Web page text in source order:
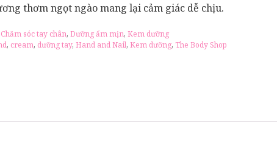
thơm ngọt ngào mang lại cảm giác dễ chịu.
Chăm sóc tay chân, Dưỡng ẩm mịn, Kem dưỡng
, cream, dưỡng tay, Hand and Nail, Kem dưỡng, The Body Shop